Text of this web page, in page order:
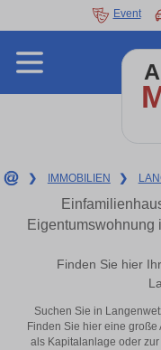
Event
❯ IMMOBILIEN ❯
Eigentumswohnung
Finden Sie hier
Suchen Sie in
Finden Sie hier eine
als Kapitalanlage oder